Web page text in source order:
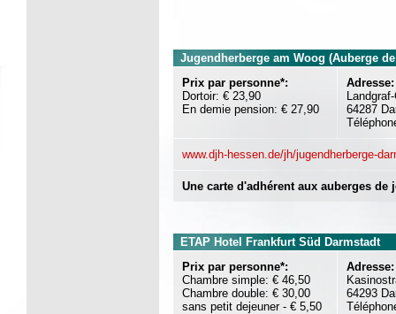
Jugendherberge am Woog (Auberge
Prix par personne*:
Dortoir: € 23,90
En demie pension: € 27,90
Adresse:
64287
www.djh-hessen.de/jh/jugendherberge-
Une carte d'adhérent aux auberges de
ETAP Hotel Frankfurt Süd Darmstadt
Prix par personne*:
Chambre simple: € 46,50
Chambre double: € 30,00
sans petit dejeuner - € 5,50
Adresse:
64293